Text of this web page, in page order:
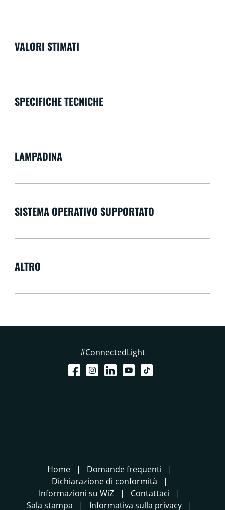
VALORI STIMATI
SPECIFICHE TECNICHE
LAMPADINA
SISTEMA OPERATIVO SUPPORTATO
ALTRO
#ConnectedLight
Home
Domande frequenti
Dichiarazione di conformità
Informazioni su WiZ
Contattaci
Sala stampa
Informativa sulla privacy